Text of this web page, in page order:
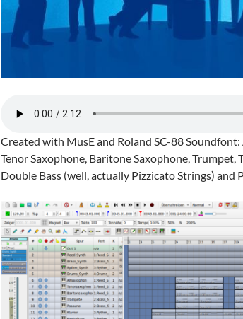
Created with MusE and Roland SC-88
Tenor Saxophone, Baritone Saxophone, Trumpet,
Double Bass (well, actually Pizzicato Strings) and